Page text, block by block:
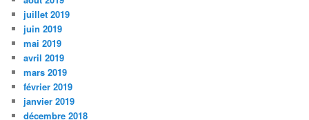
juillet 2019
juin 2019
mai 2019
avril 2019
mars 2019
février 2019
janvier 2019
décembre 2018